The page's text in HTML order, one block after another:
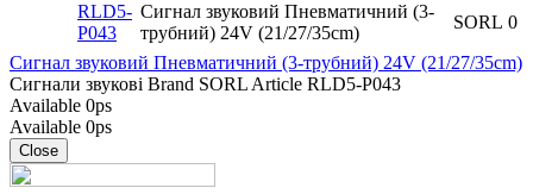
RLD5-
P043
Сигнал звуковий Пневматичний (3-
трубний) 24V (21/27/35cm)
SORL 0
Сигнал звуковий Пневматичний (3-трубний) 24V (21/27/35cm)
Сигнали звукові Brand SORL Article RLD5-P043
Available 0ps
Available 0ps
Close